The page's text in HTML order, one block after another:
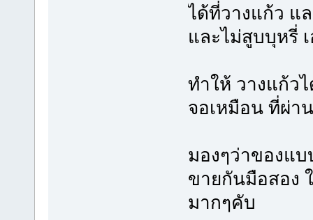
ได้ที่วางแก้ว แ
และไม่สูบบุหรี่
ทำให้ วางแก้ว
จอเหมือน ที่ผ่า
มองๆว่าของแบ
ขายกันมือสอง
มากๆคับ